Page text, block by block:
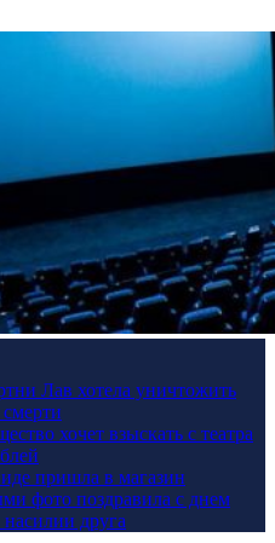
Лав хотела уничтожить
хочет взыскать с театра
пришла в магазин
фото поздравила с днем
друга